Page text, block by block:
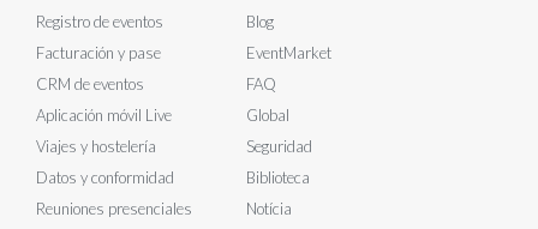
Registro de eventos
Facturación y pase
CRM de eventos
Aplicación móvil Live
Viajes y hostelería
Datos y conformidad
Reuniones presenciales
Blog
EventMarket
FAQ
Global
Seguridad
Biblioteca
Notícia